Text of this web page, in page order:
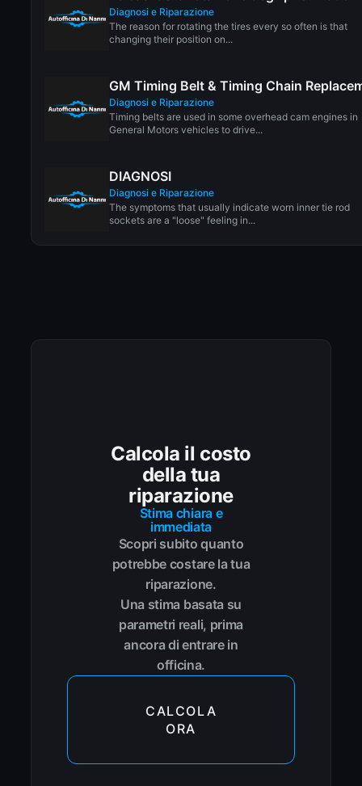
Diagnosi e Riparazione
The reason for rotating the tires every so often is that
changing their position on...
GM Timing Belt & Timing Chain
Diagnosi e Riparazione
Timing belts are used in some overhead cam engines in
General Motors vehicles to drive...
DIAGNOSI
Diagnosi e Riparazione
The symptoms that usually indicate worn inner tie rod
sockets are a "loose" feeling in...
Calcola il costo
della tua
riparazione
Stima chiara e
immediata
Scopri subito quanto
potrebbe costare la tua
riparazione.
Una stima basata su
parametri reali, prima
ancora di entrare in
officina.
CALCOLA
ORA